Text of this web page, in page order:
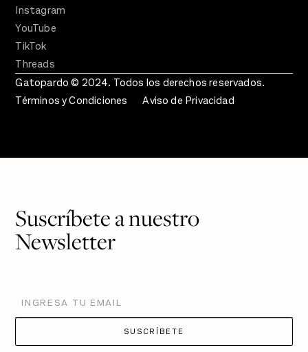
Instagram
YouTube
TikTok
Threads
Gatopardo © 2024. Todos los derechos reservados.
Términos y Condiciones
Aviso de Privacidad
Suscríbete a nuestro
Newsletter